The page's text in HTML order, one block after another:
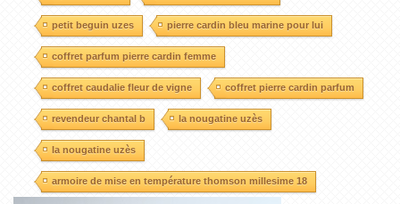
petit beguin uzes pierre cardin bleu marine pour lui
coffret parfum pierre cardin femme
coffret caudalie fleur de vigne coffret pierre cardin parfum
revendeur chantal b la nougatine uzès
la nougatine uzès
armoire de mise en température thomson millesime 18